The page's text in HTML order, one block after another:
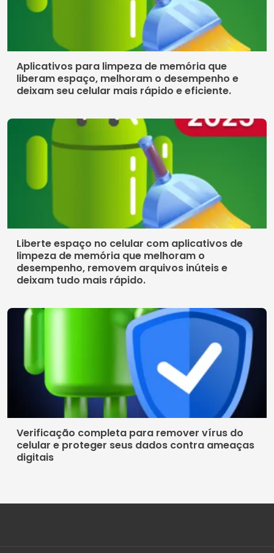
Aplicativos para limpeza de memória que
liberam espaço, melhoram o desempenho e
deixam seu celular mais rápido e eficiente.
Liberte espaço no celular com aplicativos de
limpeza de memória que melhoram o
desempenho, removem arquivos inúteis e
deixam tudo mais rápido.
Verificação completa para remover vírus do
celular e proteger seus dados contra ameaças
digitais